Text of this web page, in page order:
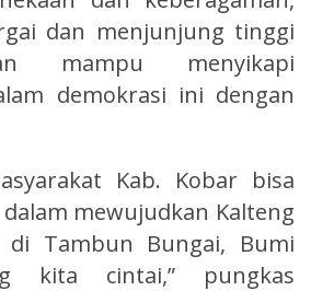
dan menjunjung tinggi
mampu menyikapi
demokrasi ini dengan
Kab. Kobar bisa
mewujudkan Kalteng
di Tambun Bungai, Bumi
kita cintai,” pungkas